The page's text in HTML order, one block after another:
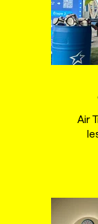
Air